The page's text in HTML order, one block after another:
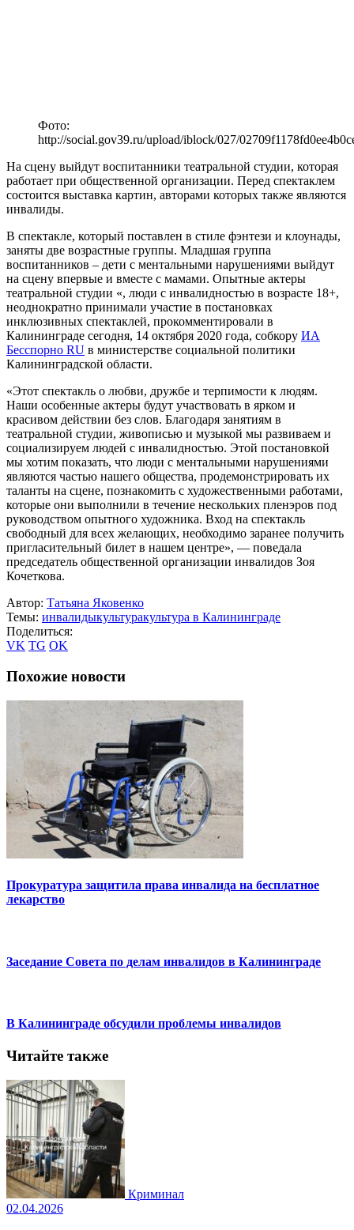
Фото:
http://social.gov39.ru/upload/iblock/027/
На сцену выйдут воспитанники театральной студии, которая
работает при общественной организации. Перед спектаклем
состоится выставка картин, авторами которых также являются
инвалиды.
В спектакле, который поставлен в стиле фэнтези и клоунады,
заняты две возрастные группы. Младшая группа
воспитанников – дети с ментальными нарушениями выйдут
на сцену впервые и вместе с мамами. Опытные актеры
театральной студии «, люди с инвалидностью в возрасте 18+,
неоднократно принимали участие в постановках
инклюзивных спектаклей, прокомментировали в
Калининграде сегодня, 14 октября 2020 года, собкору ИА
Бесспорно RU в министерстве социальной политики
Калининградской области.
«Этот спектакль о любви, дружбе и терпимости к людям.
Наши особенные актеры будут участвовать в ярком и
красивом действии без слов. Благодаря занятиям в
театральной студии, живописью и музыкой мы развиваем и
социализируем людей с инвалидностью. Этой постановкой
мы хотим показать, что люди с ментальными нарушениями
являются частью нашего общества, продемонстрировать их
таланты на сцене, познакомить с художественными работами,
которые они выполнили в течение нескольких пленэров под
руководством опытного художника. Вход на спектакль
свободный для всех желающих, необходимо заранее получить
пригласительный билет в нашем центре», — поведала
председатель общественной организации инвалидов Зоя
Кочеткова.
Автор: Татьяна Яковенко
Темы: инвалидыкультуракультура в Калининграде
Поделиться:
VK TG OK
Похожие новости
Прокуратура защитила права инвалида на бесплатное
лекарство
Заседание Совета по делам инвалидов в Калининграде
В Калининграде обсудили проблемы инвалидов
Читайте также
Криминал
02.04.2026